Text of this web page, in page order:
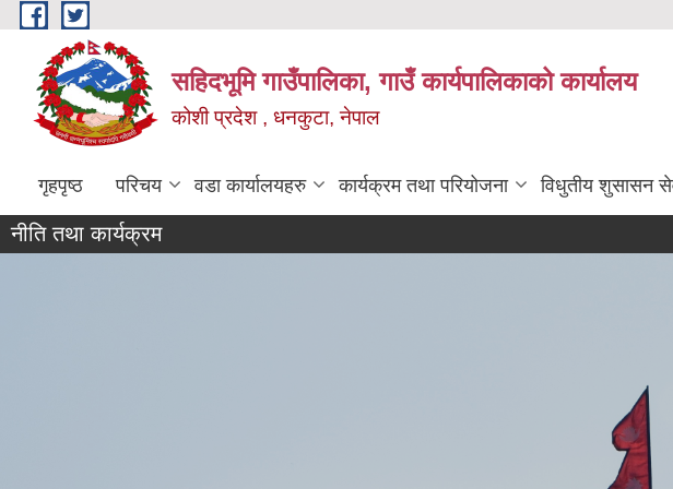
Skip to main content
सहिदभूमि गाउँपालिका, गाउँ कार्यपालिकाको कार्यालय
कोशी प्रदेश , धनकुटा, नेपाल
गृहपृष्ठ परिचय वडा कार्यालयहरु कार्यक्रम तथा परियोजना विधुतीय शुसासन
नीति तथा कार्यक्रम